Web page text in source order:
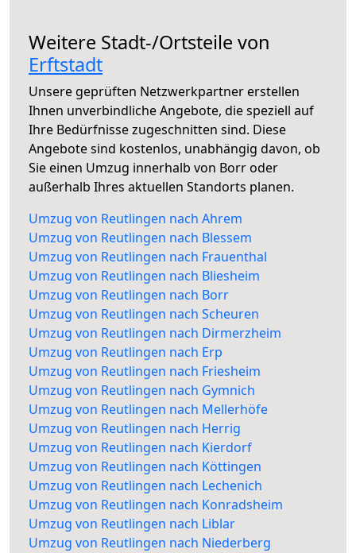
Weitere Stadt-/Ortsteile von
Erftstadt
Unsere geprüften Netzwerkpartner erstellen
Ihnen unverbindliche Angebote, die speziell auf
Ihre Bedürfnisse zugeschnitten sind. Diese
Angebote sind kostenlos, unabhängig davon, ob
Sie einen Umzug innerhalb von Borr oder
außerhalb Ihres aktuellen Standorts planen.
Umzug von Reutlingen nach Ahrem
Umzug von Reutlingen nach Blessem
Umzug von Reutlingen nach Frauenthal
Umzug von Reutlingen nach Bliesheim
Umzug von Reutlingen nach Borr
Umzug von Reutlingen nach Scheuren
Umzug von Reutlingen nach Dirmerzheim
Umzug von Reutlingen nach Erp
Umzug von Reutlingen nach Friesheim
Umzug von Reutlingen nach Gymnich
Umzug von Reutlingen nach Mellerhöfe
Umzug von Reutlingen nach Herrig
Umzug von Reutlingen nach Kierdorf
Umzug von Reutlingen nach Köttingen
Umzug von Reutlingen nach Lechenich
Umzug von Reutlingen nach Konradsheim
Umzug von Reutlingen nach Liblar
Umzug von Reutlingen nach Niederberg